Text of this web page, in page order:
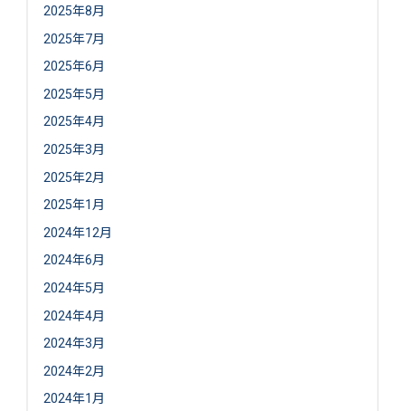
2025年8月
2025年7月
2025年6月
2025年5月
2025年4月
2025年3月
2025年2月
2025年1月
2024年12月
2024年6月
2024年5月
2024年4月
2024年3月
2024年2月
2024年1月